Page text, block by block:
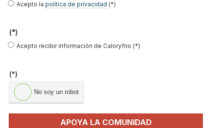
Miren Rivas
Acepto la política de privacidad (*)
(*)
Acepto recibir información de Caloryfrio (*)
(*)
No soy un robot
APOYA LA COMUNIDAD